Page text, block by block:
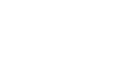
GmbH nicht